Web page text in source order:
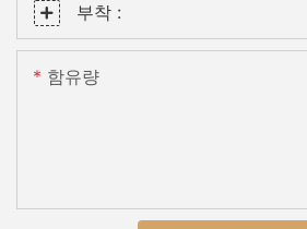
부착 :
함유량